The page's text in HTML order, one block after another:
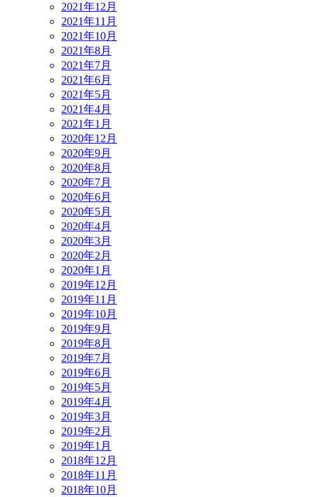
2021年12月
2021年11月
2021年10月
2021年8月
2021年7月
2021年6月
2021年5月
2021年4月
2021年1月
2020年12月
2020年9月
2020年8月
2020年7月
2020年6月
2020年5月
2020年4月
2020年3月
2020年2月
2020年1月
2019年12月
2019年11月
2019年10月
2019年9月
2019年8月
2019年7月
2019年6月
2019年5月
2019年4月
2019年3月
2019年2月
2019年1月
2018年12月
2018年11月
2018年10月